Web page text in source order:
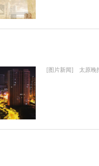
[图片新闻] 太原晚